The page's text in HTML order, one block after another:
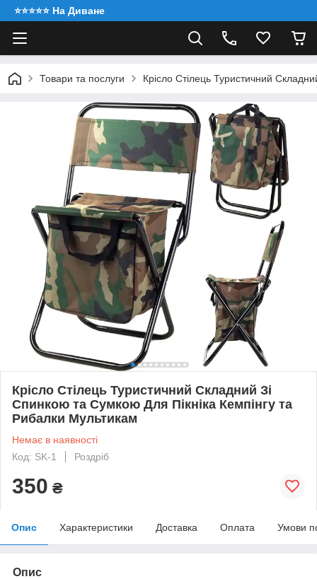
⭐️⭐️⭐️⭐️⭐️ На Диване
Товари та послуги Крісло Стілець Туристичний
Крісло Стілець Туристичний Складний Зі
Спинкою та Сумкою Для Пікніка Кемпінгу та
Рибалки Мультикам
Немає в наявності
Код: SK-1
Роздріб
350 ₴
Опис Характеристики Доставка Оплата Умови
Опис